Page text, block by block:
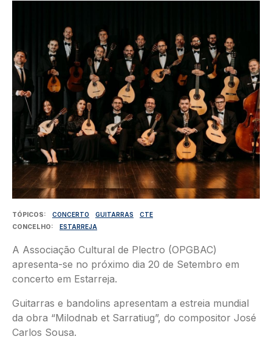
TÓPICOS CONCERTO GUITARRAS
CTE
CONCELHO
ESTARREJA
A Associação Cultural de Plectro (OPGBAC)
apresenta-se no próximo dia 20 de Setembro em
concerto em Estarreja.
Guitarras e bandolins apresentam a estreia mundial
da obra “Milodnab et Sarratiug”, do compositor José
Carlos Sousa.